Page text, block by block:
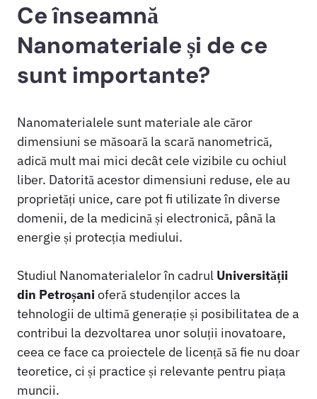
Ce înseamnă
Nanomateriale și de ce
sunt importante?
Nanomaterialele sunt materiale ale căror
dimensiuni se măsoară la scară nanometrică,
adică mult mai mici decât cele vizibile cu ochiul
liber. Datorită acestor dimensiuni reduse, ele au
proprietăți unice, care pot fi utilizate în diverse
domenii, de la medicină și electronică, până la
energie și protecția mediului.
Studiul Nanomaterialelor în cadrul Universității
din Petroșanioferă studenților acces la
tehnologii de ultimă generație și posibilitatea de a
contribui la dezvoltarea unor soluții inovatoare,
ceea ce face ca proiectele de licență să fie nu doar
teoretice, ci și practice și relevante pentru piața
muncii.